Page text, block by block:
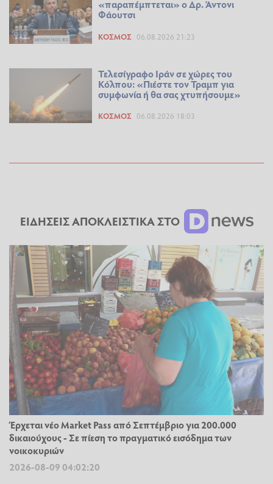
«παραπέμπτεται» ο Δρ. Άντονι
Φάουτσι
ΚΌΣΜΟΣ 06.08.2026 21:23
Τελεσίγραφο Ιράν σε χώρες του
Κόλπου: «Πιέστε τον Τραμπ για
συμφωνία ή θα σας χτυπήσουμε»
ΚΌΣΜΟΣ 06.08.2026 18:03
ΕΙΔΗΣΕΙΣ ΑΠΟΚΛΕΙΣΤΙΚΑ ΣΤΟ
Έρχεται νέο Market Pass από Σεπτέμβριο για 200.000
δικαιούχους - Σε πίεση το πραγματικό εισόδημα των
νοικοκυριών
2026-08-09 04:02:20